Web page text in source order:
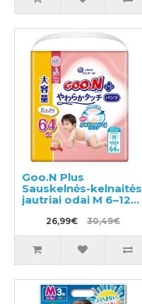
Goo.N Plus
Sauskelnės-kelnaitės
jautriai odai M 6–12
26,99€ 30,49€